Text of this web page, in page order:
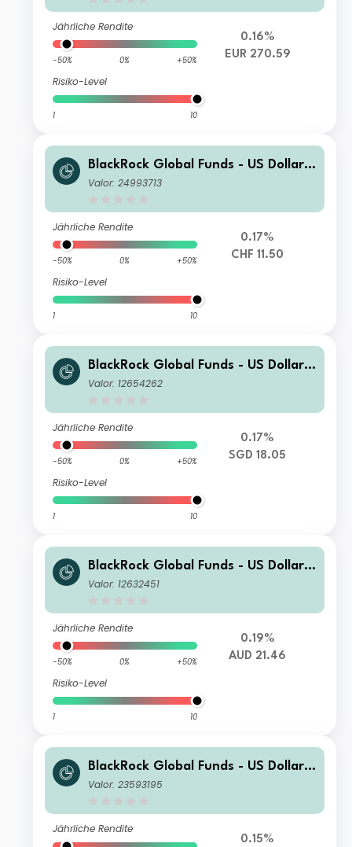
Jährliche Rendite
-50% 0% +50%
Risiko-Level
1 10
0.16%
EUR 270.59
BlackRock Global Funds - US Dollar
High Yield Bond Fund A2 CHF Hedge
Valor: 24993713
Jährliche Rendite
-50% 0% +50%
Risiko-Level
1 10
0.17%
CHF 11.50
BlackRock Global Funds - US Dollar
High Yield Bond Fund A2 SGD Hedge
Valor: 12654262
Jährliche Rendite
-50% 0% +50%
Risiko-Level
1 10
0.17%
SGD 18.05
BlackRock Global Funds - US Dollar
High Yield Bond Fund A2 AUD Hedge
Valor: 12632451
Jährliche Rendite
-50% 0% +50%
Risiko-Level
1 10
0.19%
AUD 21.46
BlackRock Global Funds - US Dollar
High Yield Bond Fund A8 ZAR Hedge
Valor: 23593195
Jährliche Rendite
0.15%